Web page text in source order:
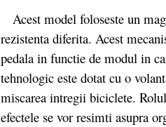
Acest model foloseste un
rezistenta diferita. Acest
pedala in functie de modul in
tehnologic este dotat cu o
miscarea intregii biciclete.
efectele se vor resimti asupra